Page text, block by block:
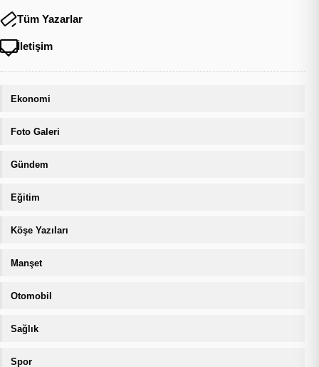
Tüm Yazarlar
İletişim
Ekonomi
Foto Galeri
Gündem
Eğitim
Köşe Yazıları
Manşet
Otomobil
Sağlık
Spor